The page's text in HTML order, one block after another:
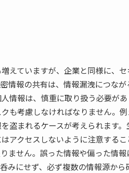
えていますが、企業と同様に、
情報の共有は、情報漏洩につな
情報は、慎重に取り扱う必要が
も考慮しなければなりません。
盗まれるケースが考えられます
アクセスしないように注意する
ません。誤った情報や偏った情
みにせず、必ず複数の情報源か